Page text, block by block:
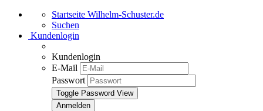
Startseite Wilhelm-Schuster.de
Suchen
Kundenlogin
Kundenlogin
E-Mail
Passwort
Toggle Password View